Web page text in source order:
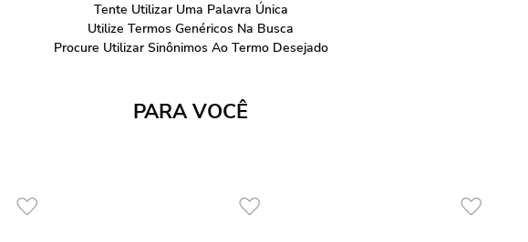
Tente Utilizar Uma Palavra Única
Utilize Termos Genéricos Na Busca
Procure Utilizar Sinônimos Ao Termo Desejado
PARA VOCÊ